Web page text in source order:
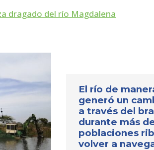
dragado del río Magdalena
El río de
generó un
a través del
durante más
poblaciones
volver a